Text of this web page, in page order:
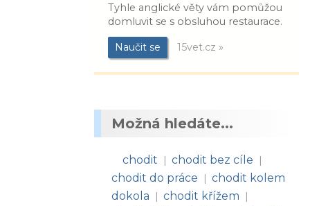
Tyhle anglické věty vám pomůžou
domluvit se s obsluhou restaurace.
Naučit se 15vet.cz »
Možná hledáte...
chodit | chodit bez cíle |
chodit do práce | chodit kolem
dokola
| chodit křížem |